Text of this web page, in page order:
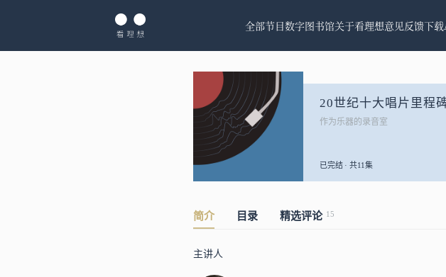
全部节目数字图书馆关于看理想意见反馈下
20世纪十大唱片里程
作为乐器的录音室
已完结 · 共11集
简介 目录 精选评论 15
主讲人